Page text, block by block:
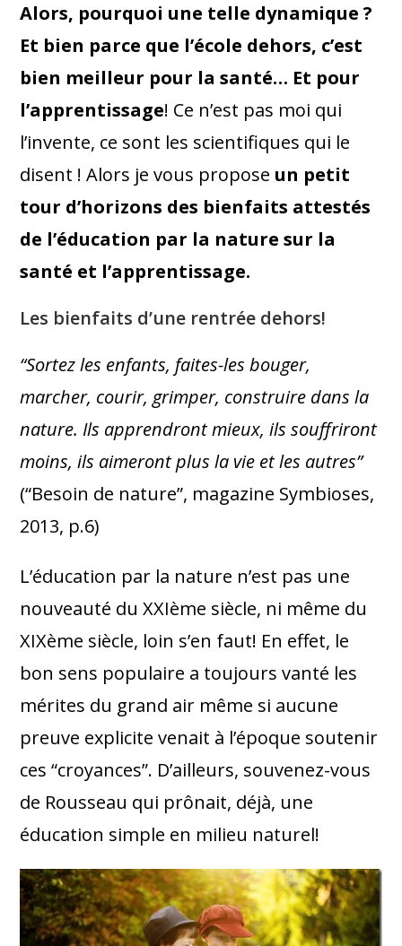
Alors, pourquoi une telle dynamique ?
Et bien parce que l’école dehors, c’est
bien meilleur pour la santé… Et pour
l’apprentissage! Ce n’est pas moi qui
l’invente, ce sont les scientifiques qui le
disent ! Alors je vous propose un petit
tour d’horizons des bienfaits attestés
de l’éducation par la nature sur la
santé et l’apprentissage.
Les bienfaits d’une rentrée dehors!
“Sortez les enfants, faites-les bouger,
marcher, courir, grimper, construire dans la
nature. Ils apprendront mieux, ils souffriront
moins, ils aimeront plus la vie et les autres”
(“Besoin de nature”, magazine Symbioses,
2013, p.6)
L’éducation par la nature n’est pas une
nouveauté du XXIème siècle, ni même du
XIXème siècle, loin s’en faut! En effet, le
bon sens populaire a toujours vanté les
mérites du grand air même si aucune
preuve explicite venait à l’époque soutenir
ces “croyances”. D’ailleurs, souvenez-vous
de Rousseau qui prônait, déjà, une
éducation simple en milieu naturel!